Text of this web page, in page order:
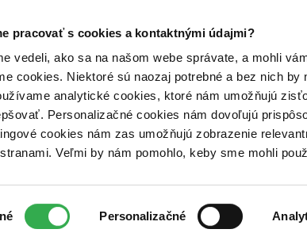
pracovať s cookies a kontaktnými údajmi?
vedeli, ako sa na našom webe správate, a mohli
cookies. Niektoré sú naozaj potrebné a bez nich
analytické cookies, ktoré nám umožňujú
Personalizačné cookies nám dovoľujú
cookies nám zas umožňujú zobrazenie
Veľmi by nám pomohlo, keby sme mohli
Personalizačné
Kontakt